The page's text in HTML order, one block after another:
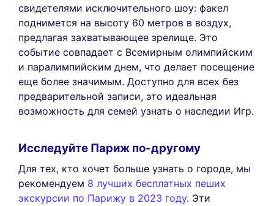
свидетелями исключительного шоу: факел
поднимется на высоту 60 метров в воздух,
предлагая захватывающее зрелище. Это
событие совпадает с Всемирным олимпийским
и паралимпийским днем, что делает посещение
еще более значимым. Доступно для всех без
предварительной записи, это идеальная
возможность для семей узнать о наследии Игр.
Исследуйте Париж по-другому
Для тех, кто хочет больше узнать о городе, мы
рекомендуем 8 лучших бесплатных пеших
экскурсии по Парижу в 2023 году. Эти